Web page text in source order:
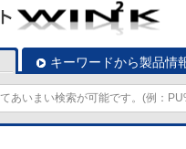
キーワードから製品情